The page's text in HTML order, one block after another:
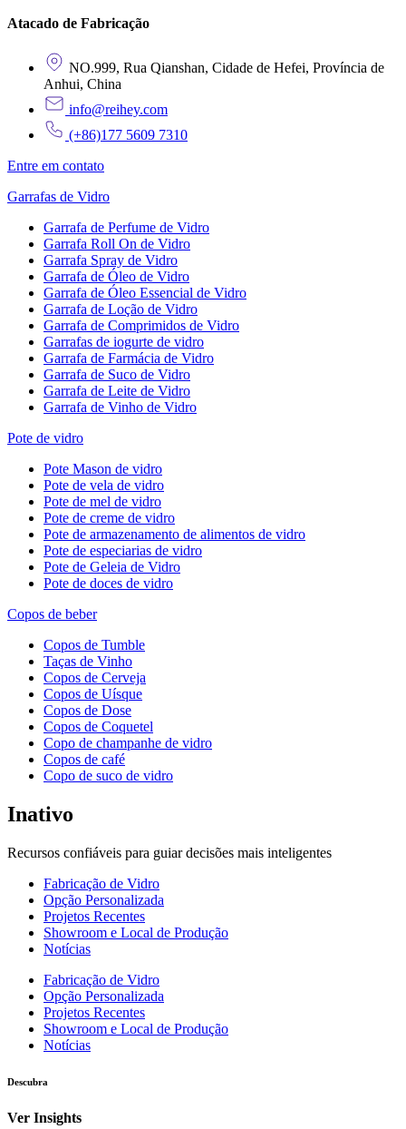
Atacado de Fabricação
NO.999, Rua Qianshan, Cidade de Hefei, Província de
Anhui, China
info@reihey.com
(+86)177 5609 7310
Entre em contato
Garrafas de Vidro
Garrafa de Perfume de Vidro
Garrafa Roll On de Vidro
Garrafa Spray de Vidro
Garrafa de Óleo de Vidro
Garrafa de Óleo Essencial de Vidro
Garrafa de Loção de Vidro
Garrafa de Comprimidos de Vidro
Garrafas de iogurte de vidro
Garrafa de Farmácia de Vidro
Garrafa de Suco de Vidro
Garrafa de Leite de Vidro
Garrafa de Vinho de Vidro
Pote de vidro
Pote Mason de vidro
Pote de vela de vidro
Pote de mel de vidro
Pote de creme de vidro
Pote de armazenamento de alimentos de vidro
Pote de especiarias de vidro
Pote de Geleia de Vidro
Pote de doces de vidro
Copos de beber
Copos de Tumble
Taças de Vinho
Copos de Cerveja
Copos de Uísque
Copos de Dose
Copos de Coquetel
Copo de champanhe de vidro
Copos de café
Copo de suco de vidro
Inativo
Recursos confiáveis para guiar decisões mais inteligentes
Fabricação de Vidro
Opção Personalizada
Projetos Recentes
Showroom e Local de Produção
Notícias
Fabricação de Vidro
Opção Personalizada
Projetos Recentes
Showroom e Local de Produção
Notícias
Descubra
Ver Insights